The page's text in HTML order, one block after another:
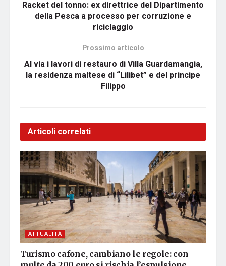
Racket del tonno: ex direttrice del Dipartimento
della Pesca a processo per corruzione e
riciclaggio
Prossimo articolo
Al via i lavori di restauro di Villa Guardamangia,
la residenza maltese di “Lilibet” e del principe
Filippo
Articoli correlati
ATTUALITÀ
Turismo cafone, cambiano le regole: con